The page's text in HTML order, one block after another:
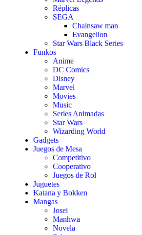
Réplicas
SEGA
Chainsaw man
Evangelion
Star Wars Black Series
Funkos
Anime
DC Comics
Disney
Marvel
Movies
Music
Series Animadas
Star Wars
Wizarding World
Gadgets
Juegos de Mesa
Competitivo
Cooperativo
Juegos de Rol
Juguetes
Katana y Bokken
Mangas
Josei
Manhwa
Novela